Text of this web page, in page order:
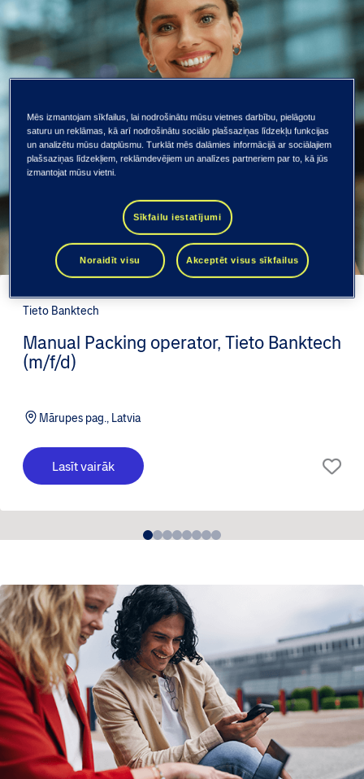
Manual Packing operator, Tieto Banktech
(m/f/d)
Mārupes pag., Latvia
Tieto Banktech
Lasīt vairāk
Mēs izmantojam sīkfailus, lai nodrošinātu mūsu vietnes darbību, pielāgotu
saturu un reklāmas, kā arī nodrošinātu sociālo plašsaziņas līdzekļu funkcijas
un analizētu mūsu datplūsmu. Turklāt mēs dalāmies informācijā ar sociālajiem
plašsaziņas līdzekļiem, reklāmdevējiem un analīzes partneriem par to, kā jūs
izmantojat mūsu vietni.
Sīkfailu iestatījumi
Noraidīt visu Akceptēt visus sīkfailus